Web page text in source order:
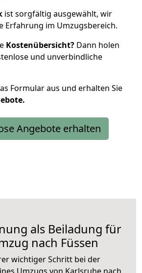
ist sorgfältig ausgewählt, wir
Erfahrung im Umzugsbereich.
Kostenübersicht? Dann holen
und unverbindliche
Formular aus und erhalten Sie
Angebote erhalten
als Beiladung für
nach Füssen
wichtiger Schritt bei der